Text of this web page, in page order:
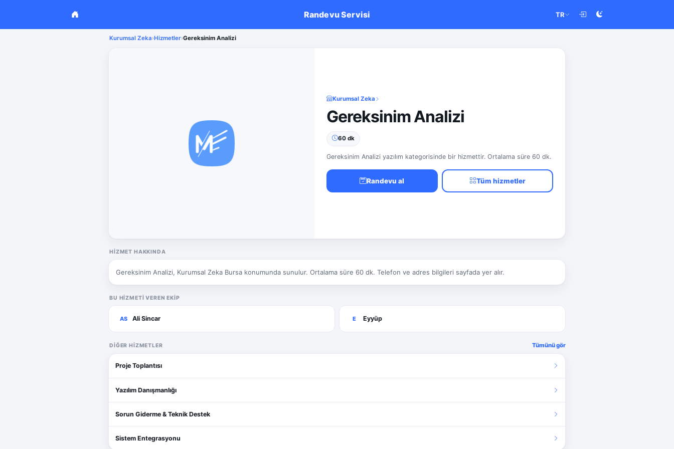
Randevu Servisi TR
Kurumsal Zeka›Hizmetler›Gereksinim Analizi
Kurumsal Zeka
Gereksinim Analizi
60 dk
Gereksinim Analizi yazılım kategorisinde bir hizmettir. Ortalama süre 60 dk.
Randevu al Tüm hizmetler
HIZMET HAKKINDA
Gereksinim Analizi, Kurumsal Zeka Bursa konumunda sunulur. Ortalama süre 60 dk. Telefon ve adres bilgileri sayfada yer alır.
BU HIZMETI VEREN EKIP
AS Ali Sincar E Eyyüp
DIĞER HIZMETLER Tümünü gör
Proje Toplantısı
Yazılım Danışmanlığı
Sorun Giderme & Teknik Destek
Sistem Entegrasyonu